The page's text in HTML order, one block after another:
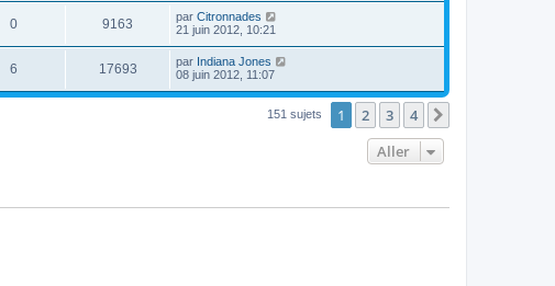
0 9163 par Citronnades
21 juin 2012, 10:21
6 17693 par Indiana Jones
08 juin 2012, 11:07
151 sujets 1 2 3 4
Aller